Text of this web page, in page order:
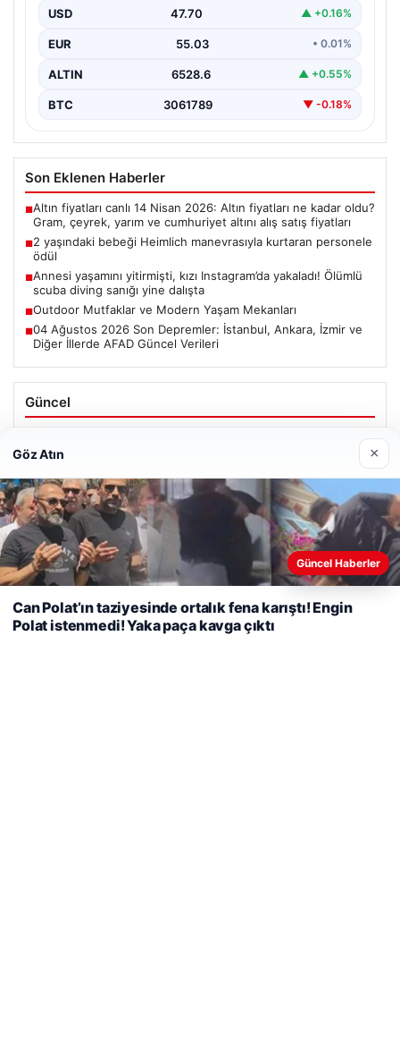
Kurtaran Görevlilere Takdir Belgesi", "content":
"İstanbul Sabiha…
USD 47.70 ▲ +0.16%
EUR 55.03 • 0.01%
ALTIN 6528.6 ▲ +0.55%
BTC 3061789 ▼ -0.18%
Son Eklenen Haberler
■Altın fiyatları canlı 14 Nisan 2026: Altın fiyatları ne kadar oldu?
Gram, çeyrek, yarım ve cumhuriyet altını alış satış fiyatları
■2 yaşındaki bebeği Heimlich manevrasıyla kurtaran personele
ödül
■Annesi yaşamını yitirmişti, kızı Instagram’da yakaladı! Ölümlü
scuba diving sanığı yine dalışta
■Outdoor Mutfaklar ve Modern Yaşam Mekanları
■04 Ağustos 2026 Son Depremler: İstanbul, Ankara, İzmir ve
Diğer İllerde AFAD Güncel Verileri
Güncel
oldu? Gram, çeyrek, yarım ve cumhuriyet altını alış satış
fiyatları
Ağustos 5, 2026
personele ödül
Web sitemizi nasıl kullandığınızı daha iyi anlayabilmek,
deneyiminizi kişiselleştirmek ve geliştirmek amacıyla çerezler
kullanıyoruz.
Çerez Politikamız
Reddet Kabul Et
Göz Atın ×
Güncel Haberler
Can Polat’ın taziyesinde ortalık fena karıştı! Engin
Polat istenmedi! Yaka paça kavga çıktı